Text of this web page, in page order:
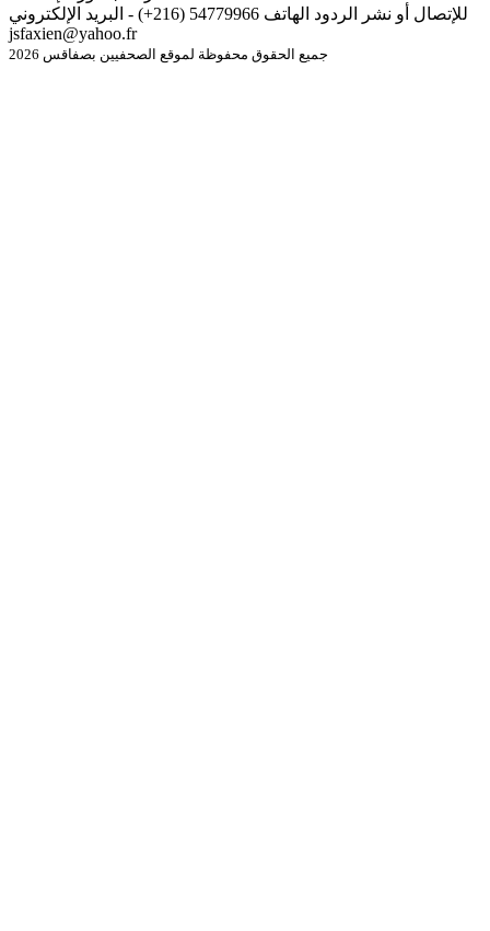
للإتصال أو نشر الردود الهاتف 54779966 (216+) - البريد الإلكتروني
jsfaxien@yahoo.fr
جميع الحقوق محفوظة لموقع الصحفيين بصفاقس 2026